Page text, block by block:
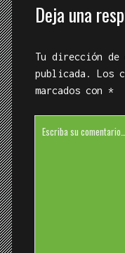
Deja una
Tu dirección
publicada.
Los
marcados con *